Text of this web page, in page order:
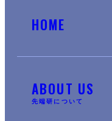
HOME
ABOUT US
先端研について